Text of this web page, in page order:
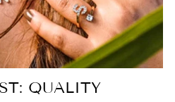
QUALITY